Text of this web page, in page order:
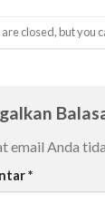
closed, but you
email Anda
*